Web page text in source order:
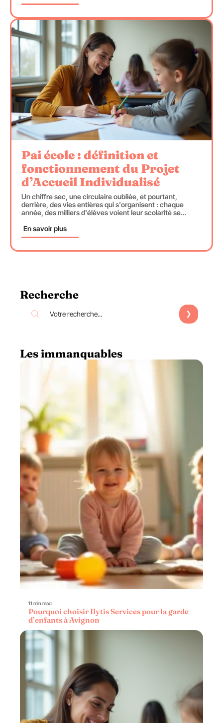
Pai école : définition et
fonctionnement du Projet
d’Accueil Individualisé
Un chiffre sec, une circulaire oubliée, et pourtant,
derrière, des vies entières qui s'organisent : chaque
année, des milliers d'élèves voient leur scolarité se…
En savoir plus
Recherche
Les immanquables
11 min read
Pourquoi choisir Ilytis Services pour la garde
d’enfants à Avignon